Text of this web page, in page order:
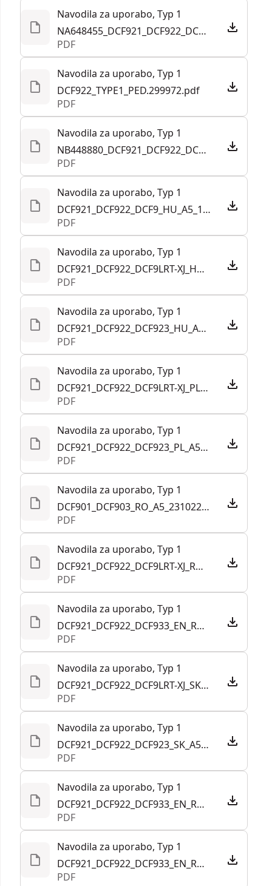
Navodila za uporabo, Typ 1
NA648455_DCF921_DCF922_DCF923_T1_EANZ.pdf
PDF
Navodila za uporabo, Typ 1
DCF922_TYPE1_PED.299972.pdf
PDF
Navodila za uporabo, Typ 1
NB448880_DCF921_DCF922_DCF923_T1_EANZ.302009.pdf
PDF
Navodila za uporabo, Typ 1
DCF921_DCF922_DCF9_HU_A5_191124.pdf
PDF
Navodila za uporabo, Typ 1
DCF921_DCF922_DCF9LRT-XJ_HU_A5_240923.pdf
PDF
Navodila za uporabo, Typ 1
DCF921_DCF922_DCF923_HU_A5_200623.pdf
PDF
Navodila za uporabo, Typ 1
DCF921_DCF922_DCF9LRT-XJ_PL_A5_240923.pdf
PDF
Navodila za uporabo, Typ 1
DCF921_DCF922_DCF923_PL_A5_211021.pdf
PDF
Navodila za uporabo, Typ 1
DCF901_DCF903_RO_A5_231022.pdf
PDF
Navodila za uporabo, Typ 1
DCF921_DCF922_DCF9LRT-XJ_RO_A5_240923.pdf
PDF
Navodila za uporabo, Typ 1
DCF921_DCF922_DCF933_EN_RU_UA_051121.pdf
PDF
Navodila za uporabo, Typ 1
DCF921_DCF922_DCF9LRT-XJ_SK_A5_240923.pdf
PDF
Navodila za uporabo, Typ 1
DCF921_DCF922_DCF923_SK_A5_211021.pdf
PDF
Navodila za uporabo, Typ 1
DCF921_DCF922_DCF933_EN_RU_UA_051121.122379.pdf
PDF
Navodila za uporabo, Typ 1
DCF921_DCF922_DCF933_EN_RU_UA_051121.pdf
PDF